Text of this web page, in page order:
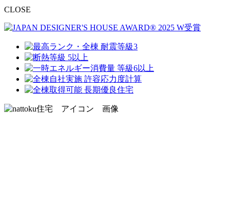
CLOSE